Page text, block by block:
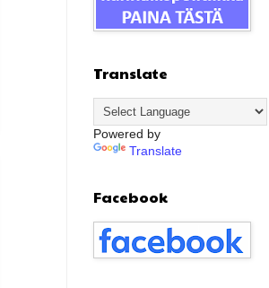
Translate
Powered by
Translate
Facebook